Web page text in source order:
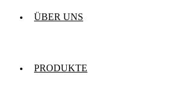
ÜBER UNS
PRODUKTE